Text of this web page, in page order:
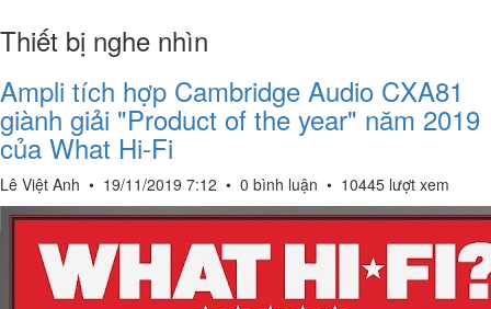
Thiết bị nghe nhìn
Ampli tích hợp Cambridge Audio CXA81
giành giải "Product of the year" năm 2019
của What Hi-Fi
Lê Việt Anh • 19/11/2019 7:12 • 0 bình luận • 10445 lượt xem